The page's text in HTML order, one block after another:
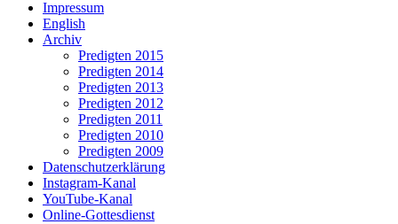
Impressum
English
Archiv
Predigten 2015
Predigten 2014
Predigten 2013
Predigten 2012
Predigten 2011
Predigten 2010
Predigten 2009
Datenschutzerklärung
Instagram-Kanal
YouTube-Kanal
Online-Gottesdienst